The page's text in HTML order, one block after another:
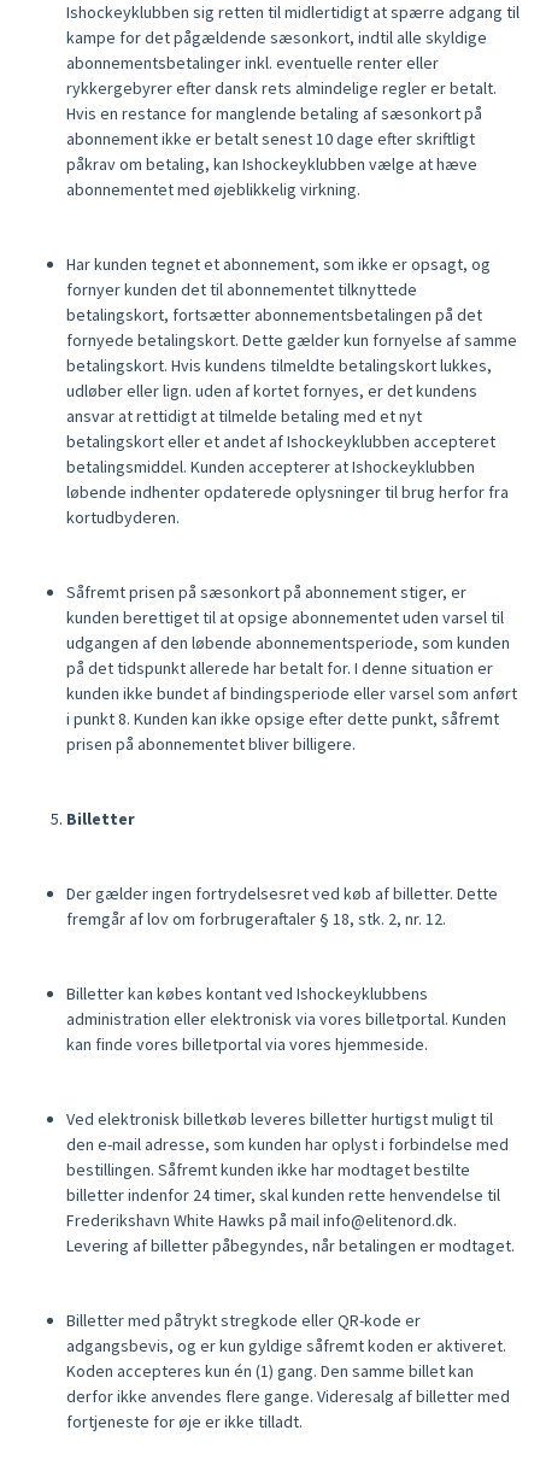
Ishockeyklubben sig retten til midlertidigt at spærre adgang til
kampe for det pågældende sæsonkort, indtil alle skyldige
abonnementsbetalinger inkl. eventuelle renter eller
rykkergebyrer efter dansk rets almindelige regler er betalt.
Hvis en restance for manglende betaling af sæsonkort på
abonnement ikke er betalt senest 10 dage efter skriftligt
påkrav om betaling, kan Ishockeyklubben vælge at hæve
abonnementet med øjeblikkelig virkning.
Har kunden tegnet et abonnement, som ikke er opsagt, og
fornyer kunden det til abonnementet tilknyttede
betalingskort, fortsætter abonnementsbetalingen på det
fornyede betalingskort. Dette gælder kun fornyelse af samme
betalingskort. Hvis kundens tilmeldte betalingskort lukkes,
udløber eller lign. uden af kortet fornyes, er det kundens
ansvar at rettidigt at tilmelde betaling med et nyt
betalingskort eller et andet af Ishockeyklubben accepteret
betalingsmiddel. Kunden accepterer at Ishockeyklubben
løbende indhenter opdaterede oplysninger til brug herfor fra
kortudbyderen.
Såfremt prisen på sæsonkort på abonnement stiger, er
kunden berettiget til at opsige abonnementet uden varsel til
udgangen af den løbende abonnementsperiode, som kunden
på det tidspunkt allerede har betalt for. I denne situation er
kunden ikke bundet af bindingsperiode eller varsel som anført
i punkt 8. Kunden kan ikke opsige efter dette punkt, såfremt
prisen på abonnementet bliver billigere.
Billetter
Der gælder ingen fortrydelsesret ved køb af billetter. Dette
fremgår af lov om forbrugeraftaler § 18, stk. 2, nr. 12.
Billetter kan købes kontant ved Ishockeyklubbens
administration eller elektronisk via vores billetportal. Kunden
kan finde vores billetportal via vores hjemmeside.
Ved elektronisk billetkøb leveres billetter hurtigst muligt til
den e-mail adresse, som kunden har oplyst i forbindelse med
bestillingen. Såfremt kunden ikke har modtaget bestilte
billetter indenfor 24 timer, skal kunden rette henvendelse til
Frederikshavn White Hawks på mail info@elitenord.dk.
Levering af billetter påbegyndes, når betalingen er modtaget.
Billetter med påtrykt stregkode eller QR-kode er
adgangsbevis, og er kun gyldige såfremt koden er aktiveret.
Koden accepteres kun én (1) gang. Den samme billet kan
derfor ikke anvendes flere gange. Videresalg af billetter med
fortjeneste for øje er ikke tilladt.